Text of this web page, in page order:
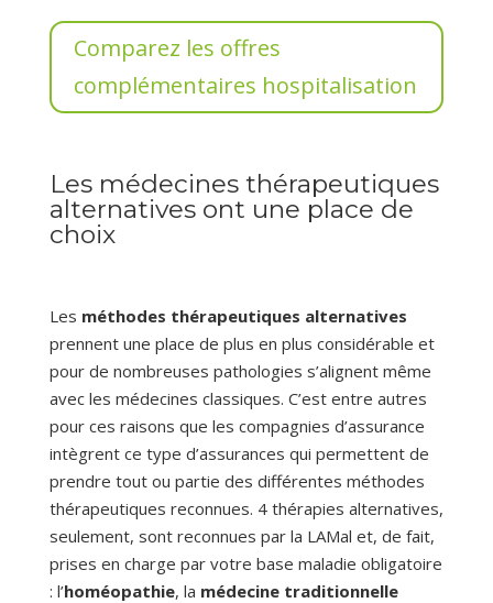
Comparez les offres
complémentaires hospitalisation
Les médecines thérapeutiques
alternatives ont une place de
choix
Les méthodes thérapeutiques alternatives
prennent une place de plus en plus considérable et
pour de nombreuses pathologies s’alignent même
avec les médecines classiques. C’est entre autres
pour ces raisons que les compagnies d’assurance
intègrent ce type d’assurances qui permettent de
prendre tout ou partie des différentes méthodes
thérapeutiques reconnues. 4 thérapies alternatives,
seulement, sont reconnues par la LAMal et, de fait,
prises en charge par votre base maladie obligatoire
: l’homéopathie, la médecine traditionnelle